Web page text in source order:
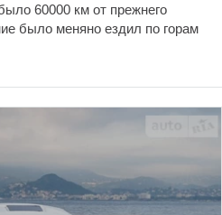
60000 км от прежнего
было меняно ездил по горам
езда на работу и дачу.
. Появился гул поменял
привода. Пока ездиет. Но
Можно ездит и на rx300